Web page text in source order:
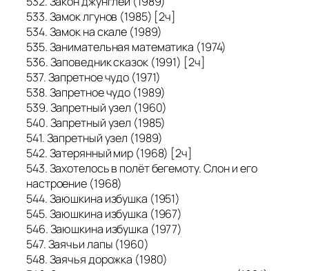
533. Замок лгунов (1985) [2ч]
534. Замок на скале (1989)
535. Занимательная математика (1974)
536. Заповедник сказок (1991) [2ч]
537. Запретное чудо (1971)
538. Запретное чудо (1989)
539. Запретный узел (1960)
540. Запретный узел (1985)
541. Запретный узел (1989)
542. Затерянный мир (1968) [2ч]
543. Захотелось в полёт бегемоту. Слон и его
настроение (1968)
544. Заюшкина избушка (1951)
545. Заюшкина избушка (1967)
546. Заюшкина избушка (1977)
547. Заячьи лапы (1960)
548. Заячья дорожка (1980)